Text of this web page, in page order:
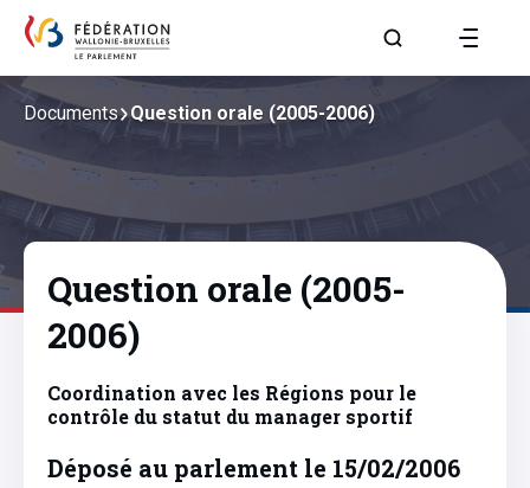
Aller à la page
Documents Question orale (2005-2006)
Question orale (2005-
2006)
Coordination avec les Régions pour le
contrôle du statut du manager sportif
Déposé au parlement le 15/02/2006